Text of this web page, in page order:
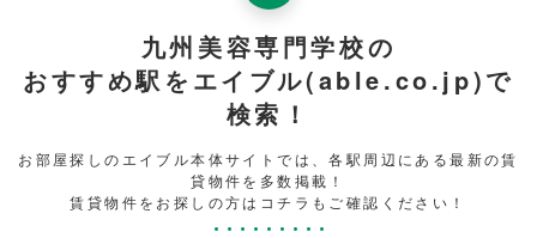
九州美容専門学校の
おすすめ駅をエイブル(able.co.jp)で
検索！
お部屋探しのエイブル本体サイトでは、各駅周辺にある最新の賃
貸物件を多数掲載！
賃貸物件をお探しの方はコチラもご確認ください！